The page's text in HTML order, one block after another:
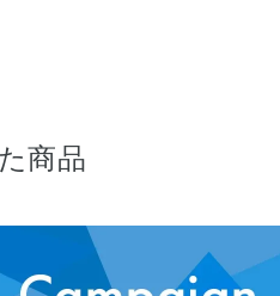
商品